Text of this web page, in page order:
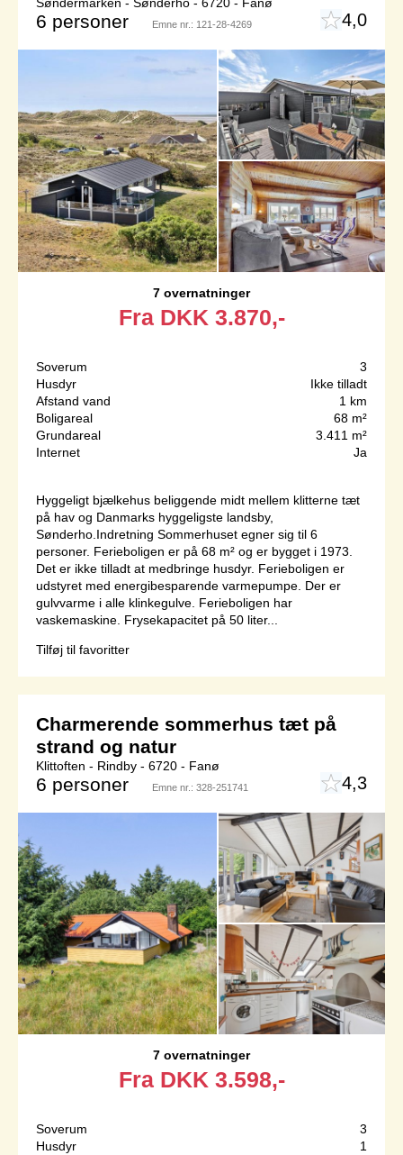
6 personer Emne nr.: 121-28-4269 4,0
7 overnatninger
Fra DKK 3.870,-
Soverum
3
Husdyr
Ikke tilladt
Afstand vand
1 km
Boligareal
68 m²
Grundareal
3.411 m²
Internet
Ja
Hyggeligt bjælkehus beliggende midt mellem klitterne tæt
på hav og Danmarks hyggeligste landsby,
Sønderho.Indretning Sommerhuset egner sig til 6
personer. Ferieboligen er på 68 m² og er bygget i 1973.
Det er ikke tilladt at medbringe husdyr. Ferieboligen er
udstyret med energibesparende varmepumpe. Der er
gulvvarme i alle klinkegulve. Ferieboligen har
vaskemaskine. Frysekapacitet på 50 liter...
Tilføj til favoritter
Charmerende sommerhus tæt på
strand og natur
Klittoften - Rindby - 6720 - Fanø
6 personer Emne nr.: 328-251741 4,3
7 overnatninger
Fra DKK 3.598,-
Soverum
3
Husdyr
1